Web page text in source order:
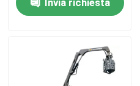
Su di noi
Controllo Qualità